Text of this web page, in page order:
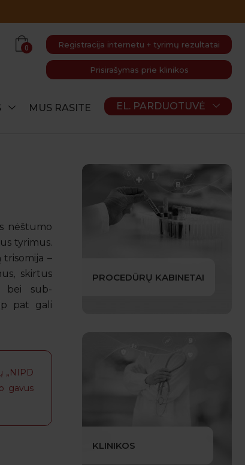
Registracija internetu + tyrimų rezultatai
Prisirašymas prie klinikos
0
MUS RASITE EL. PARDUOTUVĖ
nėštumo
tyrimus.
–
skirtus
bei sub-
pat gali
„NIPD
gavus
PROCEDŪRŲ KABINETAI
KLINIKOS